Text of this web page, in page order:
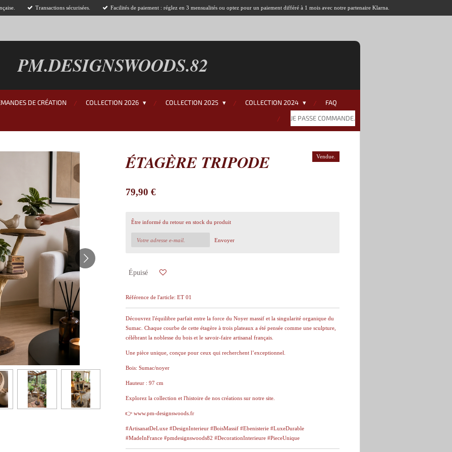
Transactions sécurisées. Facilités de paiement : réglez en 3 mensualités ou optez pour un paiement différé à 1 mois avec notre partenaire Klarna.
PM.DESIGNSWOODS.82
DE CRÉATION COLLECTION 2026 COLLECTION 2025 COLLECTION 2024
FAQ
JE PASSE COMMANDE.
ÉTAGÈRE TRIPODE Vendue.
79,90 €
Être informé du retour en stock du produit
Envoyer
Épuisé
Référence de l'article: ET 01
Découvrez l'équilibre parfait entre la force du Noyer massif et la singularité organique du
Sumac. Chaque courbe de cette étagère à trois plateaux a été pensée comme une sculpture,
célébrant la noblesse du bois et le savoir-faire artisanal français.
Une pièce unique, conçue pour ceux qui recherchent l’exceptionnel.
Bois: Sumac/noyer
Hauteur : 97 cm
Explorez la collection et l'histoire de nos créations sur notre site.
👉 www.pm-designswoods.fr
#ArtisanatDeLuxe #DesignInterieur #BoisMassif #Ebenisterie #LuxeDurable
#MadeInFrance #pmdesignswoods82 #DecorationInterieure #PieceUnique